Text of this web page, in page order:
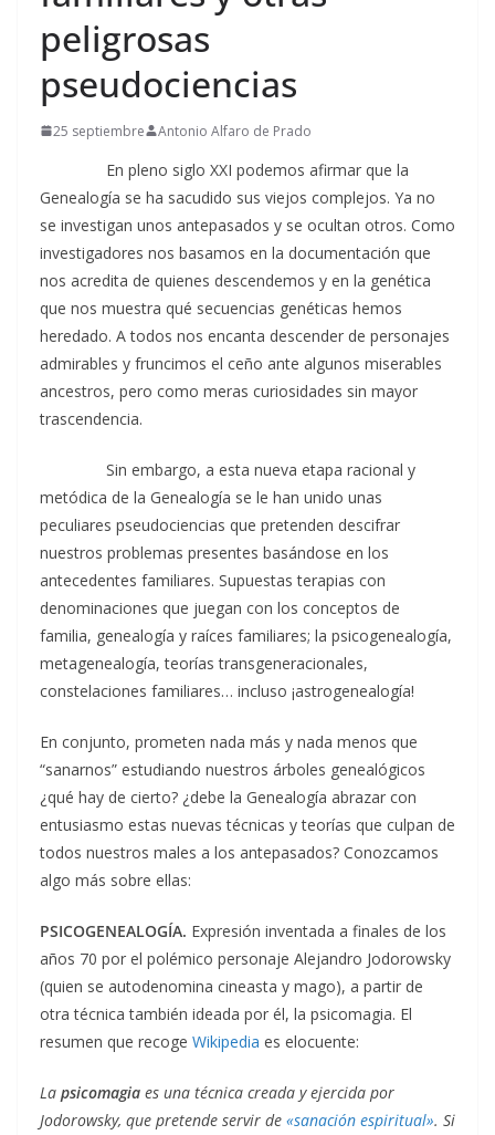
peligrosas
pseudociencias
25 septiembre Antonio Alfaro de Prado
En pleno siglo XXI podemos afirmar que la
Genealogía se ha sacudido sus viejos complejos. Ya no
se investigan unos antepasados y se ocultan otros. Como
investigadores nos basamos en la documentación que
nos acredita de quienes descendemos y en la genética
que nos muestra qué secuencias genéticas hemos
heredado. A todos nos encanta descender de personajes
admirables y fruncimos el ceño ante algunos miserables
ancestros, pero como meras curiosidades sin mayor
trascendencia.
Sin embargo, a esta nueva etapa racional y
metódica de la Genealogía se le han unido unas
peculiares pseudociencias que pretenden descifrar
nuestros problemas presentes basándose en los
antecedentes familiares. Supuestas terapias con
denominaciones que juegan con los conceptos de
familia, genealogía y raíces familiares; la psicogenealogía,
metagenealogía, teorías transgeneracionales,
constelaciones familiares… incluso ¡astrogenealogía!
En conjunto, prometen nada más y nada menos que
“sanarnos” estudiando nuestros árboles genealógicos
¿qué hay de cierto? ¿debe la Genealogía abrazar con
entusiasmo estas nuevas técnicas y teorías que culpan de
todos nuestros males a los antepasados? Conozcamos
algo más sobre ellas:
PSICOGENEALOGÍA. Expresión inventada a finales de los
años 70 por el polémico personaje Alejandro Jodorowsky
(quien se autodenomina cineasta y mago), a partir de
otra técnica también ideada por él, la psicomagia. El
resumen que recoge Wikipedia es elocuente:
La psicomagia es una técnica creada y ejercida por
Jodorowsky, que pretende servir de «sanación espiritual».​ Si